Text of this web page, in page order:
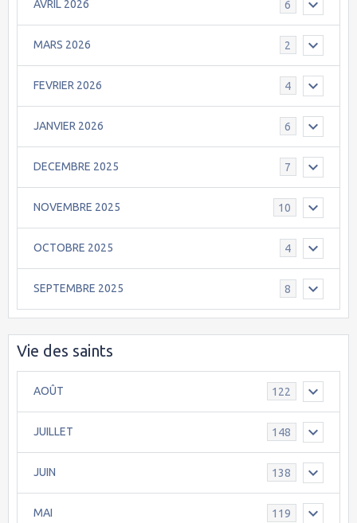
AVRIL 2026 6
MARS 2026 2
FEVRIER 2026 4
JANVIER 2026 6
DECEMBRE 2025 7
NOVEMBRE 2025 10
OCTOBRE 2025 4
SEPTEMBRE 2025 8
Vie des saints
AOÛT 122
JUILLET 148
JUIN 138
MAI 119